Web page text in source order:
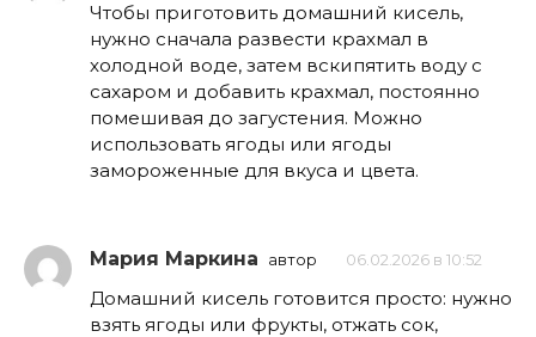
Чтобы приготовить домашний кисель,
нужно сначала развести крахмал в
холодной воде, затем вскипятить воду с
сахаром и добавить крахмал, постоянно
помешивая до загустения. Можно
использовать ягоды или ягоды
замороженные для вкуса и цвета.
Мария Маркина автор 06.02.2026 в 10:52
Домашний кисель готовится просто: нужно
взять ягоды или фрукты, отжать сок,